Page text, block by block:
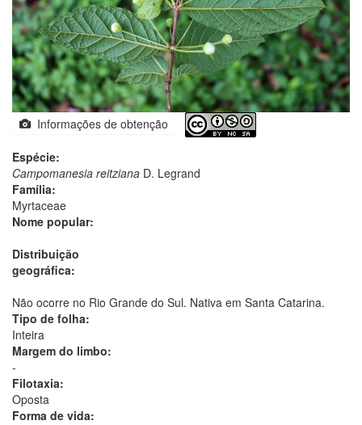
Informações de obtenção
Espécie:
Campomanesia reitziana D. Legrand
Família:
Myrtaceae
Nome popular:
Distribuição
geográfica:
Não ocorre no Rio Grande do Sul. Nativa em Santa Catarina.
Tipo de folha:
Inteira
Margem do limbo:
-
Filotaxia:
Oposta
Forma de vida: